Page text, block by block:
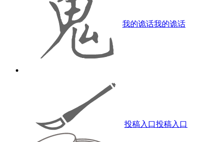
我的诡话我的诡话
投稿入口投稿入口